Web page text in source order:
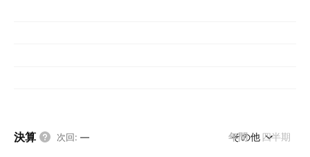
決算 次回: — 年間 四半期
その他